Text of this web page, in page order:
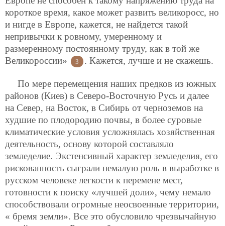
короткое время, какое может развить великоросс, но
и нигде в Европе, кажется, не найдется такой
непривычки к ровному, умеренному и
размеренному постоянному труду, как в той же
Великороссии»
3 . Кажется, лучше и не скажешь.
По мере перемещения наших предков из южных
районов (Киев) в Северо-Восточную Русь и далее
на Север, на Восток, в Сибирь от черноземов на
худшие по плодородию почвы, в более суровые
климатические условия усложнялась хозяйственная
деятельность, основу которой составляло
земледелие. Экстенсивный характер земледелия, его
рискованность сыграли немалую роль в выработке в
русском человеке легкости к перемене мест,
готовности к поиску «лучшей доли», чему немало
способствовали огромные неосвоенные территории,
« бремя земли». Все это обусловило чрезвычайную